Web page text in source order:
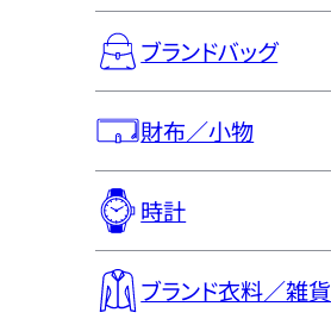
ブランドバッグ
財布／小物
時計
ブランド衣料／雑貨